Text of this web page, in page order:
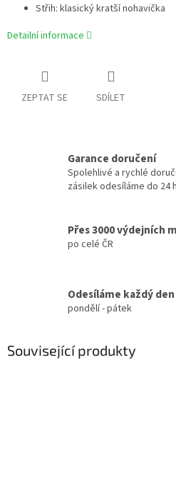
Střih: klasický kratší nohavička
Detailní informace
ZEPTAT SE SDÍLET
Garance doručení
Spolehlivé a rychlé
zásilek odesíláme do 24
Přes 3000 výdejních
po celé ČR
Odesíláme každý den
pondělí - pátek
Související produkty